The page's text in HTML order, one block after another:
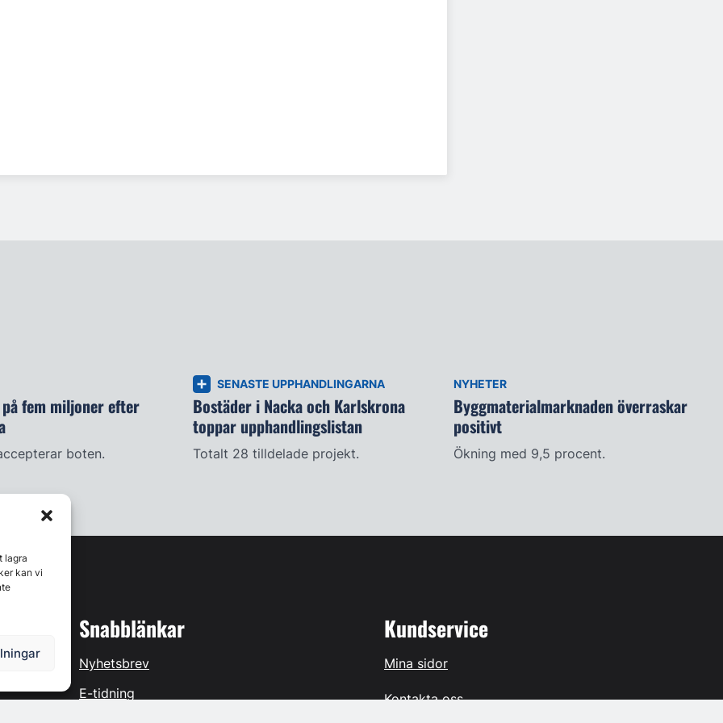
lagra
kan vi
på fem miljoner efter
boten.
SENASTE UPPHANDLINGARNA
Bostäder i Nacka och Karlskrona
toppar upphandlingslistan
Totalt 28 tilldelade projekt.
NYHETER
Byggmaterialmarknaden överraskar
positivt
Ökning med 9,5 procent.
Snabblänkar
Nyhetsbrev
E-tidning
Kundservice
Mina sidor
Kontakta oss